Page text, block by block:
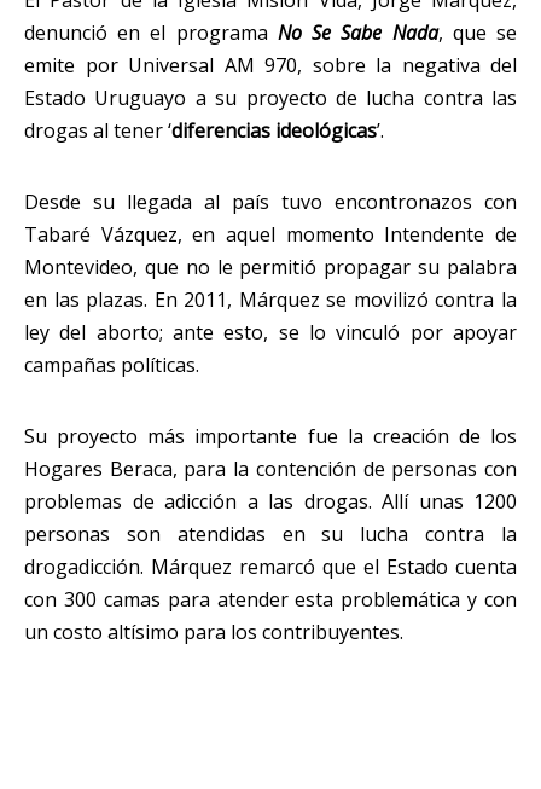
denunció en el programa No Se Sabe Nada, que se
emite por Universal AM 970, sobre la negativa del
Estado Uruguayo a su proyecto de lucha contra las
drogas al tener ‘diferencias ideológicas’.
Desde su llegada al país tuvo encontronazos con
Tabaré Vázquez, en aquel momento Intendente de
Montevideo, que no le permitió propagar su palabra
en las plazas. En 2011, Márquez se movilizó contra la
ley del aborto; ante esto, se lo vinculó por apoyar
campañas políticas.
Su proyecto más importante fue la creación de los
Hogares Beraca, para la contención de personas con
problemas de adicción a las drogas. Allí unas 1200
personas son atendidas en su lucha contra la
drogadicción. Márquez remarcó que el Estado cuenta
con 300 camas para atender esta problemática y con
un costo altísimo para los contribuyentes.